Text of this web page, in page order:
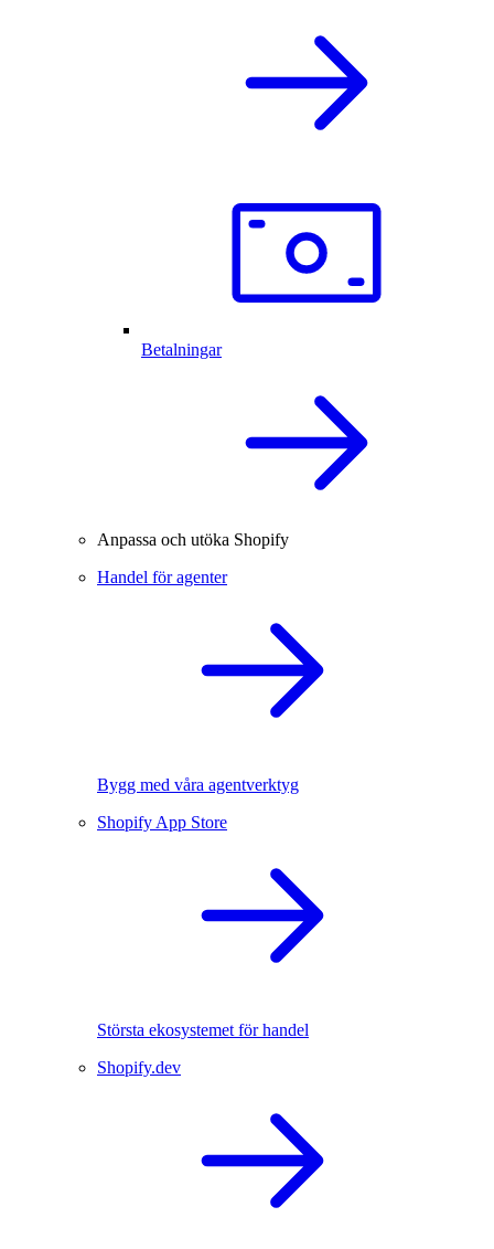
Betalningar
Anpassa och utöka Shopify
Handel för agenter
Bygg med våra agentverktyg
Shopify App Store
Största ekosystemet för handel
Shopify.dev